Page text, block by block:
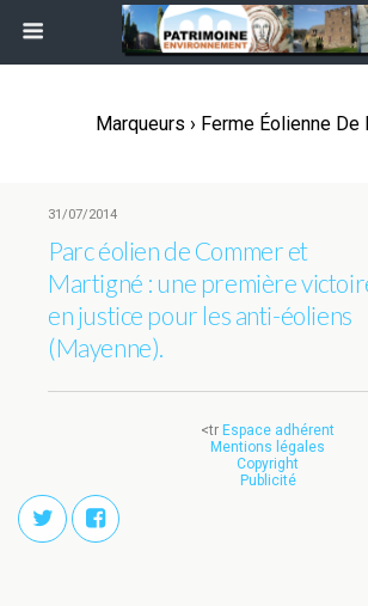
Marqueurs › Ferme Éolienne De
31/07/2014
Parc éolien de Commer et
Martigné : une première
en justice pour les anti-éoliens
(Mayenne).
<tr Espace adhérent
Mentions légales
Copyright
Publicité